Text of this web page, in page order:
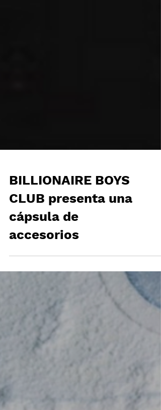
BILLIONAIRE BOYS
CLUB presenta una
cápsula de
accesorios